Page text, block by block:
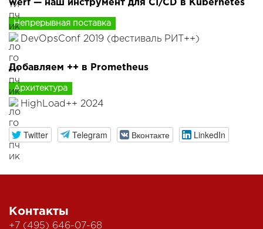
werf — наш инструмент для CI/CD в Kubernetes
Непрерывная поставка
DevOpsConf 2019 (фестиваль РИТ++)
Добавляем ++ в Prometheus
Архитектура
HighLoad++ 2024
Twitter Telegram Вконтакте LinkedIn
Контакты
+7 (495) 646-07-68